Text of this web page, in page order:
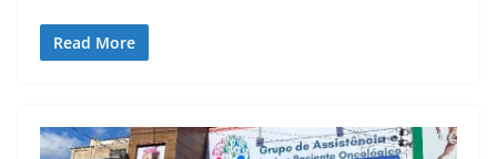
Read More